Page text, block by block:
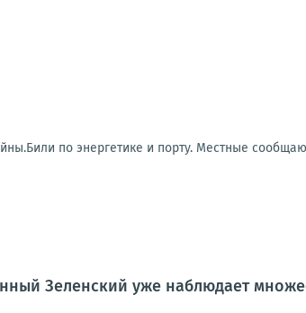
по энергетике и порту. Местные
Зеленский уже наблюдает